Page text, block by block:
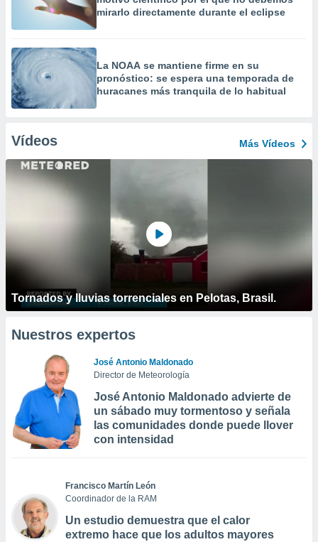
mirarlo directamente durante el eclipse
La NOAA se mantiene firme en su
pronóstico: se espera una temporada de
huracanes más tranquila de lo habitual
Vídeos Más Vídeos
Tornados y lluvias torrenciales en Pelotas, Brasil.
Nuestros expertos
José Antonio Maldonado
Director de Meteorología
José Antonio Maldonado advierte de
un sábado muy tormentoso y señala
las comunidades donde puede llover
con intensidad
Francisco Martín León
Coordinador de la RAM
Un estudio demuestra que el calor
extremo hace que los adultos mayores